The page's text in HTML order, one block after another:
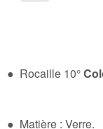
● Rocaille 10°
● Matière : Verre.